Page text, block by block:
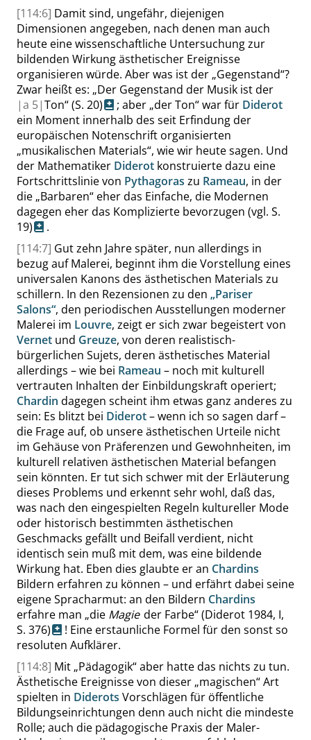
[114:6] Damit sind, ungefähr, diejenigen
Dimensionen angegeben, nach denen man auch
heute eine wissenschaftliche Untersuchung zur
bildenden Wirkung ästhetischer Ereignisse
organisieren würde. Aber was ist der „Gegenstand“?
Zwar heißt es: „Der Gegenstand der Musik ist der
|a 5|Ton“(S. 20) ; aber „der Ton“war für Diderot
ein Moment innerhalb des seit Erfindung der
europäischen Notenschrift organisierten
„musikalischen Materials“, wie wir heute sagen. Und
der Mathematiker Diderot konstruierte dazu eine
Fortschrittslinie von Pythagoras zu Rameau, in der
die „Barbaren“ eher das Einfache, die Modernen
dagegen eher das Komplizierte bevorzugen (vgl. S.
19)
.
[114:7] Gut zehn Jahre später, nun allerdings in
bezug auf Malerei, beginnt ihm die Vorstellung eines
universalen Kanons des ästhetischen Materials zu
schillern. In den Rezensionen zu den „Pariser
Salons“, den periodischen Ausstellungen moderner
Malerei im Louvre, zeigt er sich zwar begeistert von
Vernet und Greuze, von deren realistisch-
bürgerlichen Sujets, deren ästhetisches Material
allerdings – wie bei Rameau – noch mit kulturell
vertrauten Inhalten der Einbildungskraft operiert;
Chardin dagegen scheint ihm etwas ganz anderes zu
sein: Es blitzt bei Diderot– wenn ich so sagen darf –
die Frage auf, ob unsere ästhetischen Urteile nicht
im Gehäuse von Präferenzen und Gewohnheiten, im
kulturell relativen ästhetischen Material befangen
sein könnten. Er tut sich schwer mit der Erläuterung
dieses Problems und erkennt sehr wohl, daß das,
was nach den eingespielten Regeln kultureller Mode
oder historisch bestimmten ästhetischen
Geschmacks gefällt und Beifall verdient, nicht
identisch sein muß mit dem, was eine bildende
Wirkung hat. Eben dies glaubte er an Chardins
Bildern erfahren zu können – und erfährt dabei seine
eigene Spracharmut: an den Bildern Chardins
erfahre man „die Magie der Farbe“ (Diderot 1984, I,
S. 376)
! Eine erstaunliche Formel für den sonst so
resoluten Aufklärer.
[114:8] Mit „Pädagogik“aber hatte das nichts zu tun.
Ästhetische Ereignisse von dieser „magischen“Art
spielten in Diderots Vorschlägen für öffentliche
Bildungseinrichtungen denn auch nicht die mindeste
Rolle; auch die pädagogische Praxis der Maler-